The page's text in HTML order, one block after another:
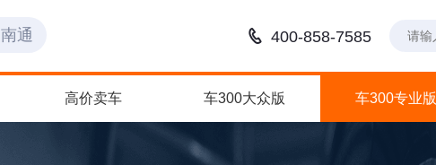
南通 400-858-7585
高价卖车 车300大众版 车300专业版